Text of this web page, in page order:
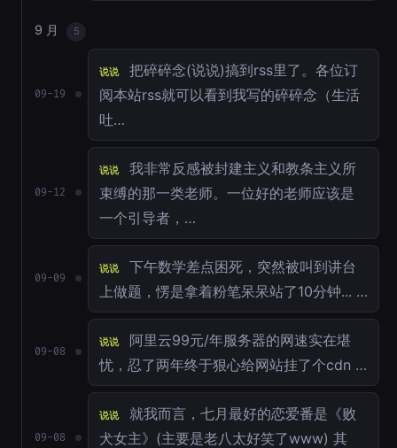
9 月 5
09-19
说说
把碎碎念(说说)搞到rss里了。各位订
阅本站rss就可以看到我写的碎碎念（生活
吐…
09-12
说说
我非常反感被封建主义和教条主义所
束缚的那一类老师。一位好的老师应该是
一个引导者，…
09-09
说说
下午数学差点困死，突然被叫到讲台
上做题，愣是拿着粉笔呆呆站了10分钟... …
09-08
说说
阿里云99元/年服务器的网速实在堪
忧，忍了两年终于狠心给网站挂了个cdn …
09-08
说说
就我而言，七月最好的恋爱番是《败
犬女主》(主要是老八太好笑了www) 其